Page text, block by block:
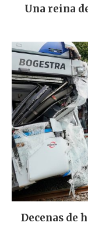
Una reina
Decenas de